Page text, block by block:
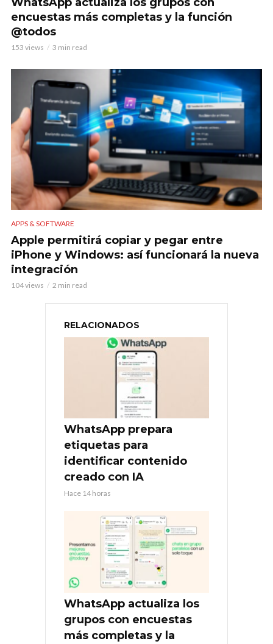
encuestas más completas y la función
@todos
153 views 3 min read
APPS & SOFTWARE
Apple permitirá copiar y pegar entre
iPhone y Windows: así funcionará la nueva
integración
104 views 2 min read
RELACIONADOS
WhatsApp prepara
etiquetas para
identificar contenido
creado con IA
Hace 14 horas
WhatsApp actualiza los
grupos con encuestas
más completas y la